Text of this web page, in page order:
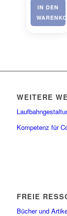
IN DEN
WEITERE
Kompetenz für
FREIE
Bücher und